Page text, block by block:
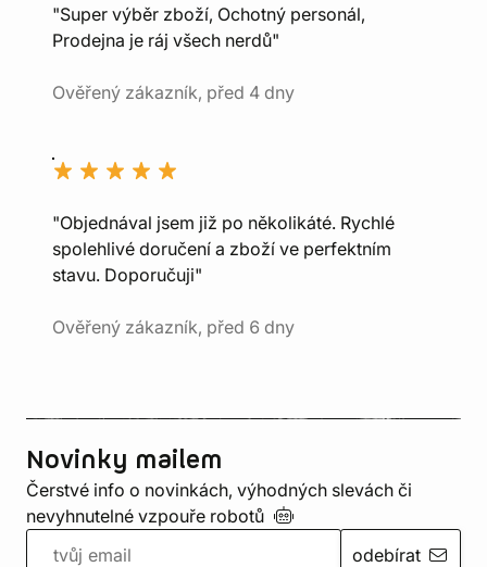
"Super výběr zboží, Ochotný personál,
Prodejna je ráj všech nerdů"
Ověřený zákazník, před 4 dny
"Objednával jsem již po několikáté. Rychlé
spolehlivé doručení a zboží ve perfektním
stavu. Doporučuji"
Ověřený zákazník, před 6 dny
Novinky mailem
Čerstvé info o novinkách, výhodných slevách či
nevyhnutelné vzpouře robotů
odebírat